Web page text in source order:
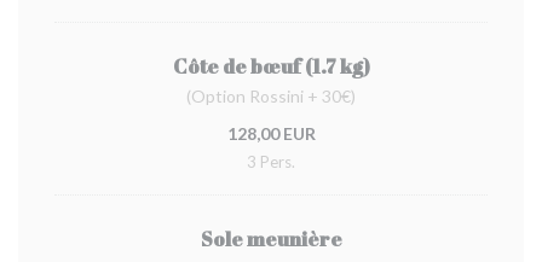
Côte de bœuf (1.7 kg)
(Option Rossini + 30€)
128,00 EUR
3 Pers.
Sole meunière